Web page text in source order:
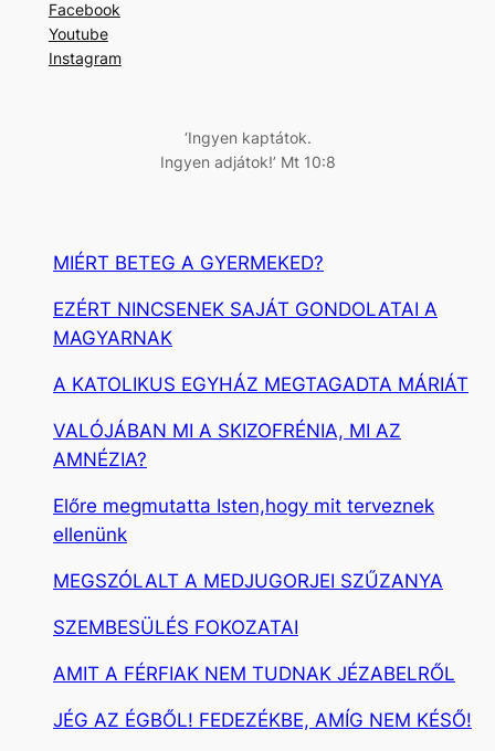
e
s
Facebook
Youtube
Instagram
‘Ingyen kaptátok.
Ingyen adjátok!’ Mt 10:8
MIÉRT BETEG A GYERMEKED?
EZÉRT NINCSENEK SAJÁT GONDOLATAI A
MAGYARNAK
A KATOLIKUS EGYHÁZ MEGTAGADTA MÁRIÁT
VALÓJÁBAN MI A SKIZOFRÉNIA, MI AZ
AMNÉZIA?
Előre megmutatta Isten,hogy mit terveznek
ellenünk
MEGSZÓLALT A MEDJUGORJEI SZŰZANYA
SZEMBESÜLÉS FOKOZATAI
AMIT A FÉRFIAK NEM TUDNAK JÉZABELRŐL
JÉG AZ ÉGBŐL! FEDEZÉKBE, AMÍG NEM KÉSŐ!